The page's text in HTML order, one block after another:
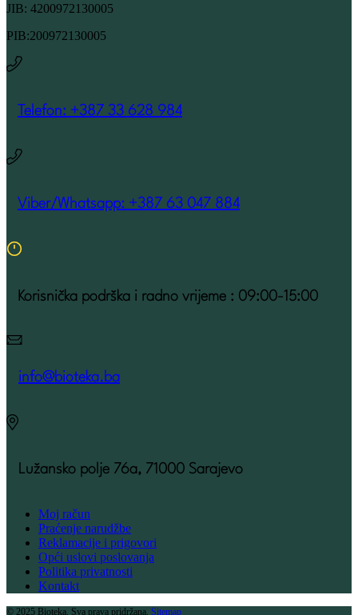
JIB: 4200972130005
PIB:200972130005
Telefon: +387 33 628 984
Viber/Whatsapp: +387 63 047 884
Korisnička podrška i radno vrijeme : 09:00-15:00
info@bioteka.ba
Lužansko polje 76a, 71000 Sarajevo
Moj račun
Praćenje narudžbe
Reklamacije i prigovori
Opći uslovi poslovanja
Politika privatnosti
Kontakt
© 2025 Bioteka, Sva prava pridržana. Sitemap